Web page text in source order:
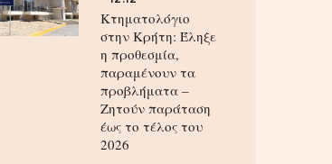
Κτηματολόγιο
στην Κρήτη: Έληξε
η προθεσμία,
παραμένουν τα
προβλήματα –
Ζητούν παράταση
έως το τέλος του
2026